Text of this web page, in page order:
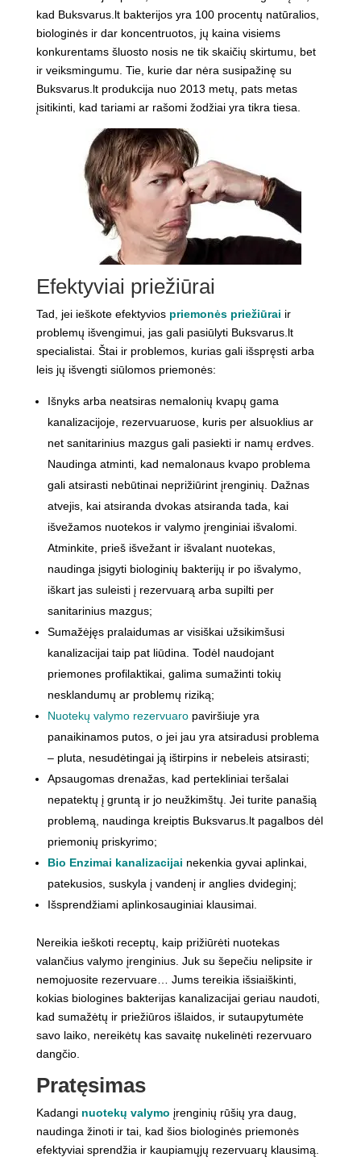
kad Buksvarus.lt bakterijos yra 100 procentų natūralios,
biologinės ir dar koncentruotos, jų kaina visiems
konkurentams šluosto nosis ne tik skaičių skirtumu, bet
ir veiksmingumu. Tie, kurie dar nėra susipažinę su
Buksvarus.lt produkcija nuo 2013 metų, pats metas
įsitikinti, kad tariami ar rašomi žodžiai yra tikra tiesa.
Efektyviai priežiūrai
Tad, jei ieškote efektyvios priemonės priežiūrai ir
problemų išvengimui, jas gali pasiūlyti Buksvarus.lt
specialistai. Štai ir problemos, kurias gali išspręsti arba
leis jų išvengti siūlomos priemonės:
Išnyks arba neatsiras nemalonių kvapų gama
kanalizacijoje, rezervuaruose, kuris per alsuoklius ar
net sanitarinius mazgus gali pasiekti ir namų erdves.
Naudinga atminti, kad nemalonaus kvapo problema
gali atsirasti nebūtinai neprižiūrint įrenginių. Dažnas
atvejis, kai atsiranda dvokas atsiranda tada, kai
išvežamos nuotekos ir valymo įrenginiai išvalomi.
Atminkite, prieš išvežant ir išvalant nuotekas,
naudinga įsigyti biologinių bakterijų ir po išvalymo,
iškart jas suleisti į rezervuarą arba supilti per
sanitarinius mazgus;
Sumažėjęs pralaidumas ar visiškai užsikimšusi
kanalizacijai taip pat liūdina. Todėl naudojant
priemones profilaktikai, galima sumažinti tokių
nesklandumų ar problemų riziką;
Nuotekų valymo rezervuaropaviršiuje yra
panaikinamos putos, o jei jau yra atsiradusi problema
– pluta, nesudėtingai ją ištirpins ir nebeleis atsirasti;
Apsaugomas drenažas, kad pertekliniai teršalai
nepatektų į gruntą ir jo neužkimštų. Jei turite panašią
problemą, naudinga kreiptis Buksvarus.lt pagalbos dėl
priemonių priskyrimo;
Bio Enzimai kanalizacijai nekenkia gyvai aplinkai,
patekusios, suskyla į vandenį ir anglies dvideginį;
Išsprendžiami aplinkosauginiai klausimai.
Nereikia ieškoti receptų, kaip prižiūrėti nuotekas
valančius valymo įrenginius. Juk su šepečiu nelipsite ir
nemojuosite rezervuare… Jums tereikia išsiaiškinti,
kokias biologines bakterijas kanalizacijai geriau naudoti,
kad sumažėtų ir priežiūros išlaidos, ir sutaupytumėte
savo laiko, nereikėtų kas savaitę nukelinėti rezervuaro
dangčio.
Pratęsimas
Kadangi nuotekų valymo įrenginių rūšių yra daug,
naudinga žinoti ir tai, kad šios biologinės priemonės
efektyviai sprendžia ir kaupiamųjų rezervuarų klausimą.